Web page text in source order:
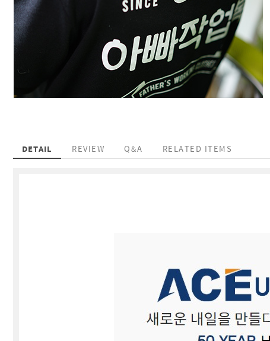
DETAIL REVIEW Q&A RELATED ITEMS